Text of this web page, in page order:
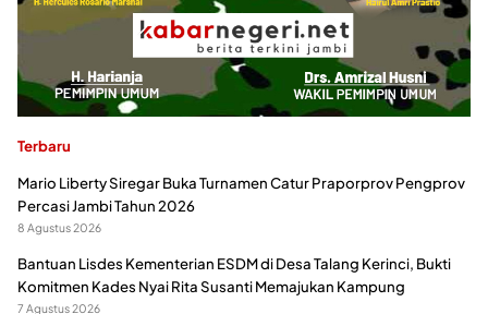
Terbaru
Mario Liberty Siregar Buka Turnamen Catur Praporprov Pengprov
Percasi Jambi Tahun 2026
8 Agustus 2026
Bantuan Lisdes Kementerian ESDM di Desa Talang Kerinci, Bukti
Komitmen Kades Nyai Rita Susanti Memajukan Kampung
7 Agustus 2026